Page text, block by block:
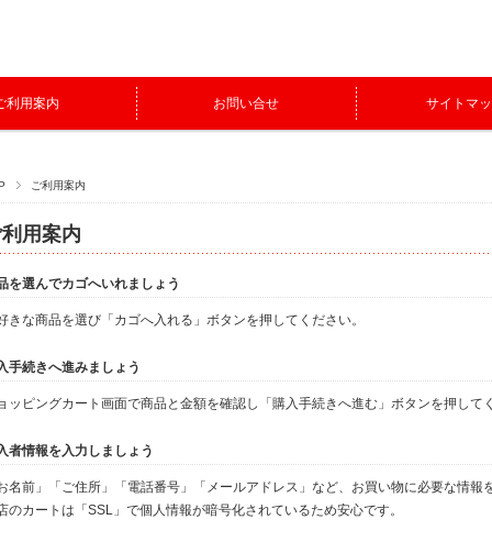
利用案内 お問い合せ サイトマ
ご利用案内
用案内
を選んでカゴへいれましょう
きな商品を選び「カゴへ入れる」ボタンを押してください。
手続きへ進みましょう
ッピングカート画面で商品と金額を確認し「購入手続きへ進む」ボタンを押して
者情報を入力しましょう
名前」「ご住所」「電話番号」「メールアドレス」など、お買い物に必要な情報
のカートは「SSL」で個人情報が暗号化されているため安心です。